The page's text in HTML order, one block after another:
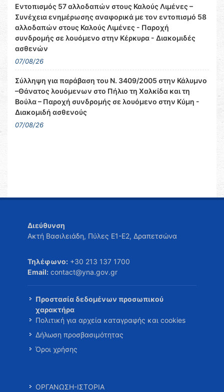
Εντοπισμός 57 αλλοδαπών στους Καλούς Λιμένες –
Συνέχεια ενημέρωσης αναφορικά με τον εντοπισμό 58
αλλοδαπών στους Καλούς Λιμένες - Παροχή
συνδρομής σε λουόμενο στην Κέρκυρα - Διακομιδές
ασθενών
07/08/26
Σύλληψη για παράβαση του Ν. 3409/2005 στην Κάλυμνο
–Θάνατος λουόμενων στο Πήλιο τη Χαλκίδα και τη
Βούλα – Παροχή συνδρομής σε λουόμενο στην Κύμη -
Διακομιδή ασθενούς
07/08/26
Διεύθυνση
Ακτή Βασιλειάδη, Πύλες Ε1-Ε2, Δραπετσώνα
Τηλέφωνο: +30 213 137 1700
Email: contact@yna.gov.gr
Προστασία δεδομένων προσωπικού
χαρακτήρα
Πολιτική για αρχεία καταγραφής και cookies
Δήλωση προσβασιμότητας
Όροι χρήσης
ΟΡΓΑΝΩΣΗ-ΙΣΤΟΡΙΑ